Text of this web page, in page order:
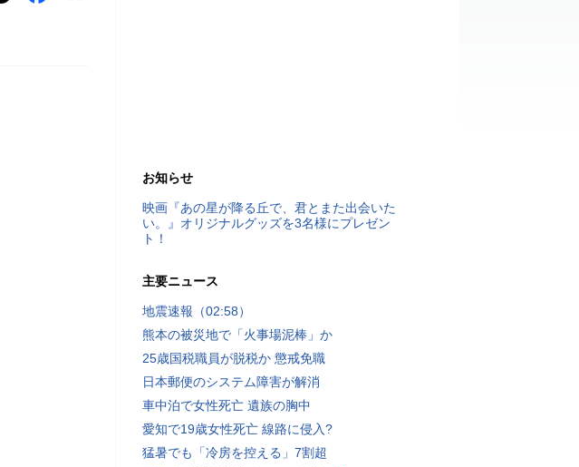
お知らせ
映画『あの星が降る丘で、君とまた出会いた
い。』オリジナルグッズを3名様にプレゼン
ト！
主要ニュース
地震速報（02:58）
熊本の被災地で「火事場泥棒」か
25歳国税職員が脱税か 懲戒免職
日本郵便のシステム障害が解消
車中泊で女性死亡 遺族の胸中
愛知で19歳女性死亡 線路に侵入?
猛暑でも「冷房を控える」7割超